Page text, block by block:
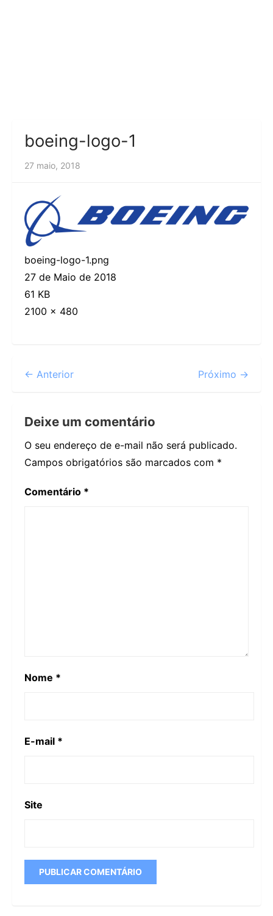
boeing-logo-1
27 maio, 2018
boeing-logo-1.png
27 de Maio de 2018
61 KB
2100 × 480
← Anterior Próximo →
Deixe um comentário
O seu endereço de e-mail não será publicado.
Campos obrigatórios são marcados com *
Comentário *
Nome *
E-mail *
Site